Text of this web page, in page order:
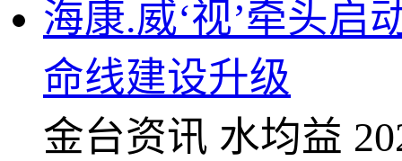
海康.威‘视’牵头启
命线建设升级
金台资讯 水均益